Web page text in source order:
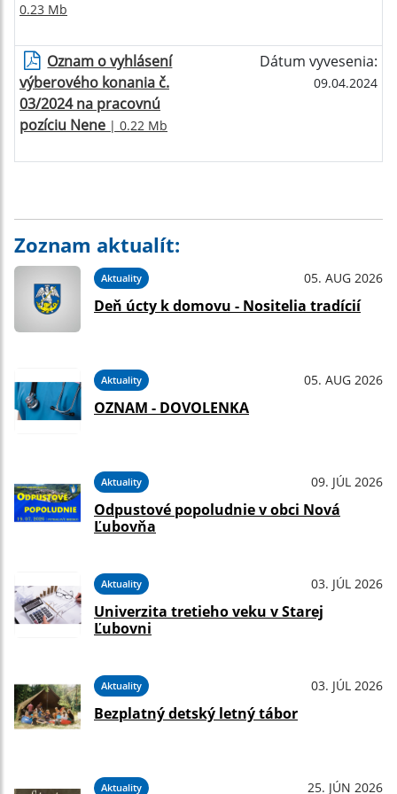
0.23 Mb
Oznam o vyhlásení
výberového konania č.
03/2024 na pracovnú
pozíciu Nene | 0.22 Mb
Dátum vyvesenia:
09.04.2024
Zoznam aktualít:
Aktuality 05. AUG 2026
Deň úcty k domovu - Nositelia tradícií
Aktuality 05. AUG 2026
OZNAM - DOVOLENKA
Aktuality 09. JÚL 2026
Odpustové popoludnie v obci Nová
Ľubovňa
Aktuality 03. JÚL 2026
Univerzita tretieho veku v Starej
Ľubovni
Aktuality 03. JÚL 2026
Bezplatný detský letný tábor
Aktuality 25. JÚN 2026